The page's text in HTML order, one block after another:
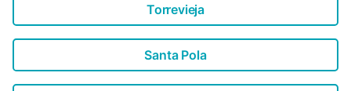
Torrevieja
Santa Pola